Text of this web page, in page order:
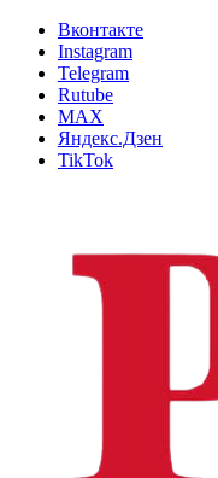
Вконтакте
Instagram
Telegram
Rutube
MAX
Яндекс.Дзен
TikTok